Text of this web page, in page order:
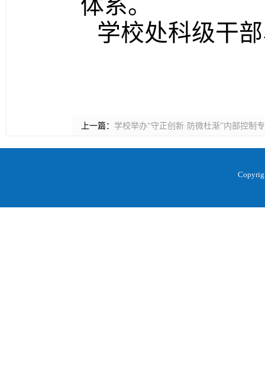
体系。
学校处科级干
上一篇： 学校举办“守正创新·防微杜渐”内部控制